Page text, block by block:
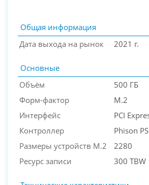
Общая информация
Дата выхода на рынок
2021 г.
Основные
Объём
500 ГБ
Форм-фактор
M.2
Интерфейс
PCI
Контроллер
Phison
Размеры устройств M.2
2280
Ресурс записи
300 TBW